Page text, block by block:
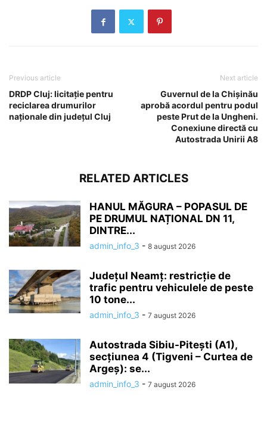
Previous article
DRDP Cluj: licitație pentru
reciclarea drumurilor
naționale din județul Cluj
Next article
Guvernul de la Chișinău
aprobă acordul pentru podul
peste Prut de la Ungheni.
Conexiune directă cu
Autostrada Unirii A8
RELATED ARTICLES
HANUL MĂGURA – POPASUL DE
PE DRUMUL NAȚIONAL DN 11,
DINTRE...
admin_info_3 - 8 august 2026
Județul Neamț: restricție de
trafic pentru vehiculele de peste
10 tone...
admin_info_3 - 7 august 2026
Autostrada Sibiu-Pitești (A1),
secțiunea 4 (Tigveni – Curtea de
Argeș): se...
admin_info_3 - 7 august 2026